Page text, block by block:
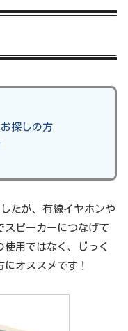
お探しの方
たが、有線イヤホンや
スピーカーにつなげて
用ではなく、じっく
オススメです！